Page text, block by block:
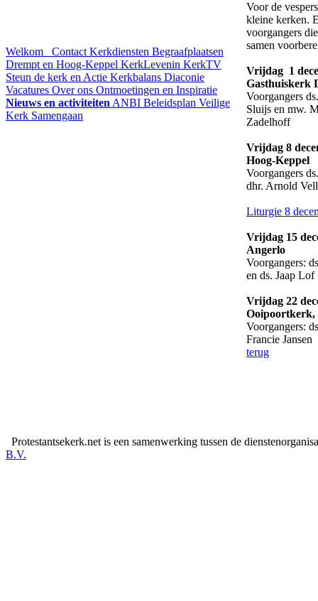
Welkom Contact Kerkdiensten Begraafplaatsen
Drempt en Hoog-Keppel KerkLevenin KerkTV
Steun de kerk en Actie Kerkbalans Diaconie
Vacatures Over ons Ontmoetingen en Inspiratie
Nieuws en activiteiten ANBI Beleidsplan Veilige
Kerk Samengaan
Voor de
kleine kerken.
voorgangers
samen
Vrijdag 1
Gasthuiskerk
Voorgangers
Sluijs en mw.
Zadelhoff
Vrijdag 8
Hoog-Keppel
Voorgangers
dhr. Arnold
Liturgie 8
Vrijdag 15
Angerlo
Voorgangers:
en ds. Jaap Lof
Vrijdag 22
Ooipoortkerk,
Voorgangers:
Francie Jansen
terug
Protestantsekerk.net is een samenwerking tussen de
B.V.